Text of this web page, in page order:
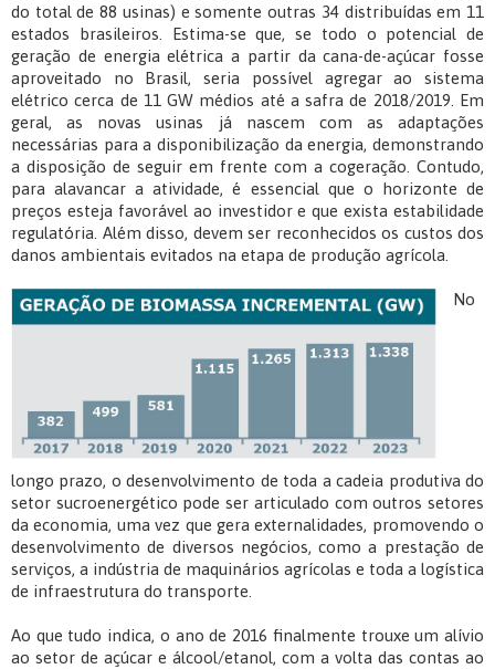
do total de 88 usinas) e somente outras 34 distribuídas em 11
estados brasileiros. Estima-se que, se todo o potencial de
geração de energia elétrica a partir da cana-de-açúcar fosse
aproveitado no Brasil, seria possível agregar ao sistema
elétrico cerca de 11 GW médios até a safra de 2018/2019. Em
geral, as novas usinas já nascem com as adaptações
necessárias para a disponibilização da energia, demonstrando
a disposição de seguir em frente com a cogeração. Contudo,
para alavancar a atividade, é essencial que o horizonte de
preços esteja favorável ao investidor e que exista estabilidade
regulatória. Além disso, devem ser reconhecidos os custos dos
danos ambientais evitados na etapa de produção agrícola.
No
longo prazo, o desenvolvimento de toda a cadeia produtiva do
setor sucroenergético pode ser articulado com outros setores
da economia, uma vez que gera externalidades, promovendo o
desenvolvimento de diversos negócios, como a prestação de
serviços, a indústria de maquinários agrícolas e toda a logística
de infraestrutura do transporte.
Ao que tudo indica, o ano de 2016 finalmente trouxe um alívio
ao setor de açúcar e álcool/etanol, com a volta das contas ao